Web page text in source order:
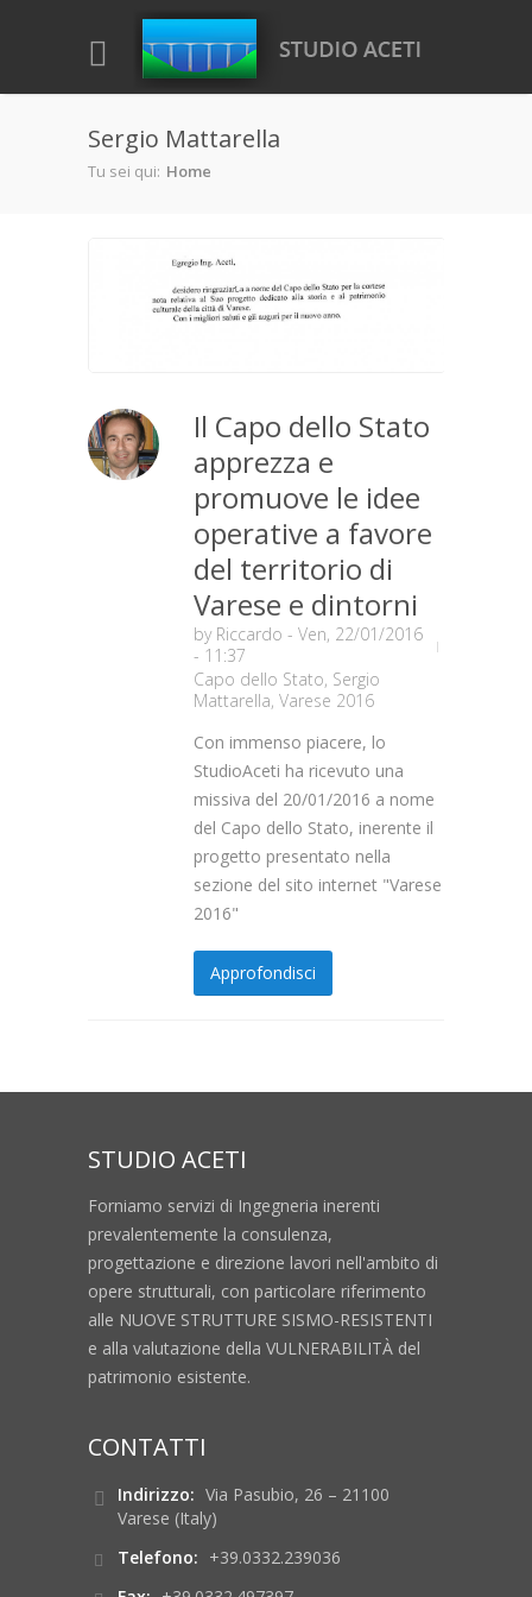
Salta al contenuto principale
Sergio Mattarella
Tu sei qui: Home
Il Capo dello Stato
apprezza e
promuove le idee
operative a favore
del territorio di
Varese e dintorni
by Riccardo - Ven, 22/01/2016
- 11:37
Capo dello Stato, Sergio
Mattarella, Varese 2016
Con immenso piacere, lo
StudioAceti ha ricevuto una
missiva del 20/01/2016 a nome
del Capo dello Stato, inerente il
progetto presentato nella
sezione del sito internet "Varese
2016"
Approfondisci
STUDIO ACETI
Forniamo servizi di Ingegneria inerenti
prevalentemente la consulenza,
progettazione e direzione lavori nell'ambito di
opere strutturali, con particolare riferimento
alle NUOVE STRUTTURE SISMO-RESISTENTI
e alla valutazione della VULNERABILITÀ del
patrimonio esistente.
CONTATTI
Indirizzo: Via Pasubio, 26 – 21100
Varese (Italy)
Telefono: +39.0332.239036